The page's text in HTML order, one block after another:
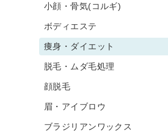
小顔・骨気(コルギ)
ボディエステ
痩身・ダイエット
脱毛・ムダ毛処理
顔脱毛
眉・アイブロウ
ブラジリアンワックス